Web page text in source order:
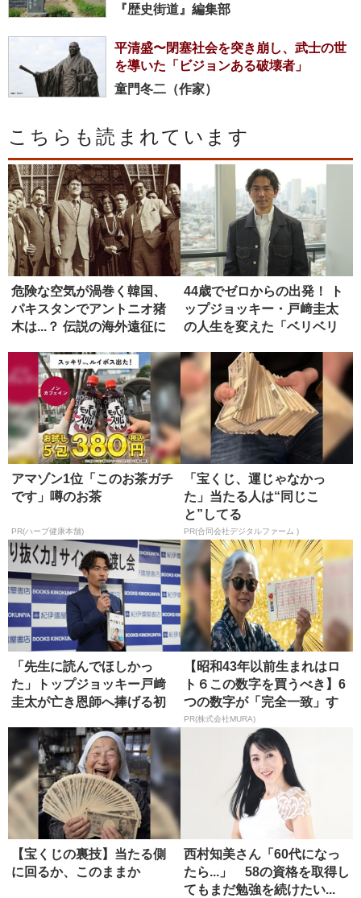
『歴史街道』編集部
平清盛〜閉塞社会を突き崩し、武士の世
を導いた「ビジョンある破壊者」
童門冬二（作家）
こちらも読まれています
危険な空気が渦巻く韓国、
パキスタンでアントニオ猪
木は...？ 伝説の海外遠征に
44歳でゼロからの出発！ ト
ップジョッキー・戸﨑圭太
の人生を変えた「ベリベリ
アマゾン1位「このお茶ガチ
です」噂のお茶
PR(ハーブ健康本舗)
「宝くじ、運じゃなかっ
た」当たる人は“同じこ
と”してる
PR(合同会社デジタルファーム )
「先生に読んでほしかっ
た」トップジョッキー戸﨑
圭太が亡き恩師へ捧げる初
【昭和43年以前生まれはロ
ト６この数字を買うべき】6
つの数字が「完全一致」す
る方...
PR(株式会社MURA)
【宝くじの裏技】当たる側
に回るか、このままか
西村知美さん「60代になっ
たら...」 58の資格を取得し
てもまだ勉強を続けたい...